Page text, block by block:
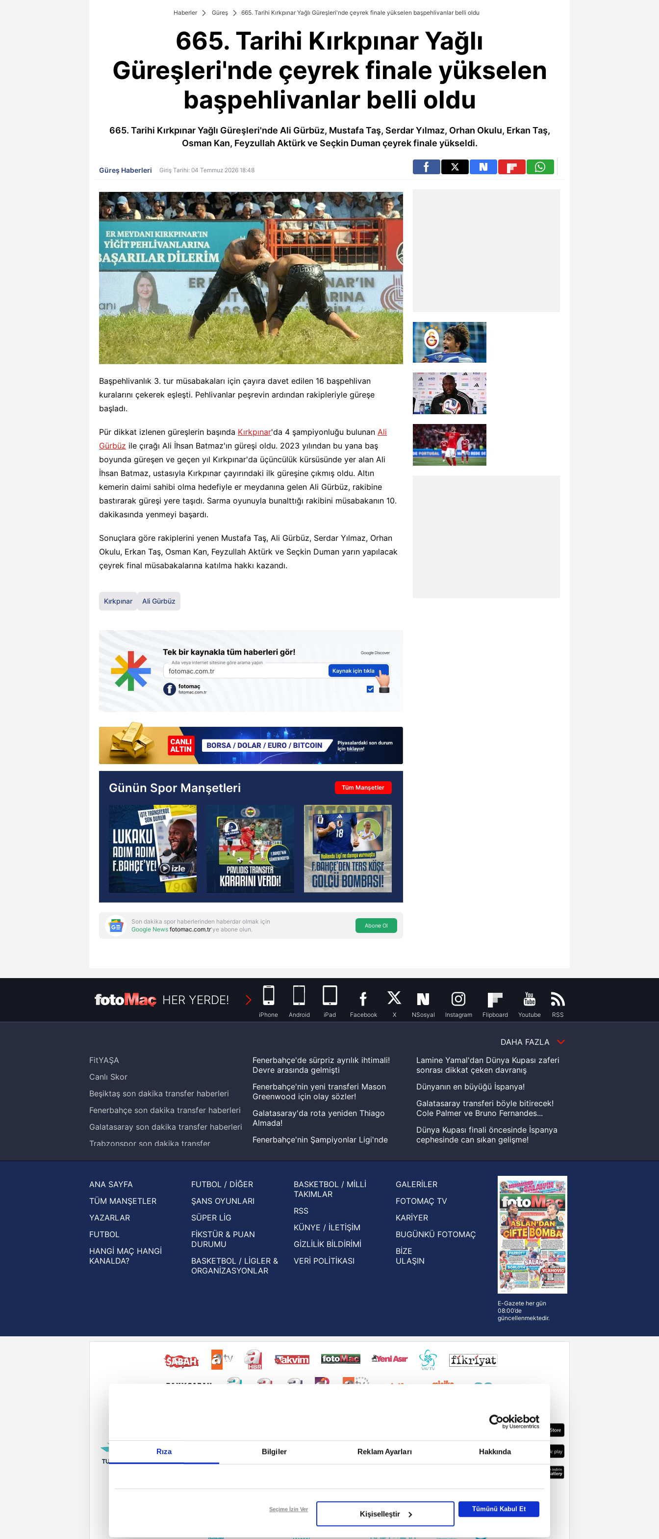
Rıza Bilgiler Reklam Ayarları Hakkında
Reddet
Seçime İzin Ver
Kişiselleştir
Tümünü Kabul Et
Haberler Güreş 665. Tarihi Kırkpınar Yağlı Güreşleri'nde çeyrek finale yükselen başpehlivanlar belli oldu
665. Tarihi Kırkpınar Yağlı
Güreşleri'nde çeyrek finale yükselen
başpehlivanlar belli oldu
665. Tarihi Kırkpınar Yağlı Güreşleri'nde Ali Gürbüz, Mustafa Taş, Serdar Yılmaz, Orhan Okulu, Erkan Taş,
Osman Kan, Feyzullah Aktürk ve Seçkin Duman çeyrek finale yükseldi.
Güreş Haberleri Giriş Tarihi: 04 Temmuz 2026 18:48
Başpehlivanlık 3. tur müsabakaları için çayıra davet edilen 16 başpehlivan
kuralarını çekerek eşleşti. Pehlivanlar peşrevin ardından rakipleriyle güreşe
başladı.
Pür dikkat izlenen güreşlerin başında Kırkpınar'da 4 şampiyonluğu bulunan Ali
Gürbüz ile çırağı Ali İhsan Batmaz'ın güreşi oldu. 2023 yılından bu yana baş
boyunda güreşen ve geçen yıl Kırkpınar'da üçüncülük kürsüsünde yer alan Ali
İhsan Batmaz, ustasıyla Kırkpınar çayırındaki ilk güreşine çıkmış oldu. Altın
kemerin daimi sahibi olma hedefiyle er meydanına gelen Ali Gürbüz, rakibine
bastırarak güreşi yere taşıdı. Sarma oyunuyla bunalttığı rakibini müsabakanın 10.
dakikasında yenmeyi başardı.
Sonuçlara göre rakiplerini yenen Mustafa Taş, Ali Gürbüz, Serdar Yılmaz, Orhan
Okulu, Erkan Taş, Osman Kan, Feyzullah Aktürk ve Seçkin Duman yarın yapılacak
çeyrek final müsabakalarına katılma hakkı kazandı.
Kırkpınar Ali Gürbüz
Günün Spor Manşetleri Tüm Manşetler
Son dakika spor haberlerinden haberdar olmak için
Google News fotomac.com.tr'ye abone olun. Abone Ol
HER YERDE!
iPhone Android iPad Facebook X NSosyal Instagram Flipboard Youtube RSS
DAHA FAZLA
FitYAŞA
Canlı Skor
Beşiktaş son dakika transfer haberleri
Fenerbahçe son dakika transfer haberleri
Galatasaray son dakika transfer haberleri
Trabzonspor son dakika transfer
Ziraat Türkiye Kupası haberleri
UEFA Şampiyonlar Ligi haberleri
UEFA Avrupa Ligi haberleri
UEFA Konferans Ligi haberleri
Fenerbahçe'de sürpriz ayrılık ihtimali!
Devre arasında gelmişti
Fenerbahçe'nin yeni transferi Mason
Greenwood için olay sözler!
Galatasaray'da rota yeniden Thiago
Almada!
Fenerbahçe'nin Şampiyonlar Ligi'nde
Zabrze'yi elerlerse...
basından gündem olan manşetler!
Beşiktaş'ın UEFA Avrupa Ligi'nde 3. Ön
Eleme Turu muhtemel rakipleri belli oldu!
Lamine Yamal'dan Dünya Kupası zaferi
sonrası dikkat çeken davranış
Dünyanın en büyüğü İspanya!
Galatasaray transferi böyle bitirecek!
Cole Palmer ve Bruno Fernandes...
Dünya Kupası finali öncesinde İspanya
cephesinde can sıkan gelişme!
Hernan Crespo, Meksika Ligi
ekiplerinden Atlas'ın yeni teknik direktörü
oldu
ANA SAYFA
TÜM MANŞETLER
YAZARLAR
FUTBOL
HANGİ MAÇ HANGİ
KANALDA?
FUTBOL / DİĞER
ŞANS OYUNLARI
SÜPER LİG
FİKSTÜR & PUAN
DURUMU
BASKETBOL / LİGLER &
ORGANİZASYONLAR
BASKETBOL / MİLLİ
TAKIMLAR
RSS
KÜNYE / İLETİŞİM
GİZLİLİK BİLDİRİMİ
VERİ POLİTİKASI
GALERİLER
FOTOMAÇ TV
KARİYER
BUGÜNKÜ FOTOMAÇ
BİZE
ULAŞIN
E-Gazete her gün
08:00’de
güncellenmektedir.